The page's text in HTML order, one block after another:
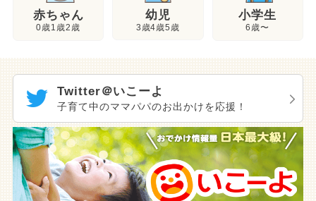
赤ちゃん
0歳1歳2歳
幼児
3歳4歳5歳
小学生
6歳〜
Twitter＠いこーよ
子育て中のママパパのお出かけを応援！